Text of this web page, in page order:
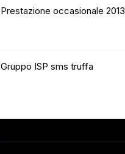
Prestazione occasionale 2013
Gruppo ISP sms truffa